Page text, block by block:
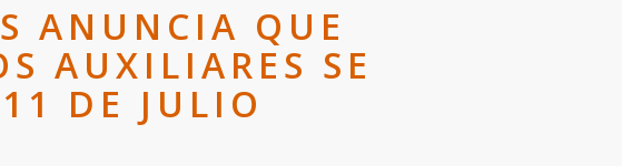
ANUNCIA QUE
AUXILIARES SE
DE JULIO